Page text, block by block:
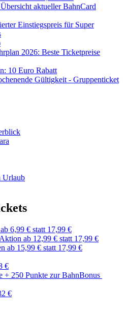
aktueller BahnCard
Einstiegspreis für Super
2026: Beste Ticketpreise
10 Euro Rabatt
Gültigkeit - Gruppenticket
Urlaub
6,99 € statt 17,99 €
ab 12,99 € statt 17,99 €
ab 15,99 € statt 17,99 €
€
+ 250 Punkte zur BahnBonus
€